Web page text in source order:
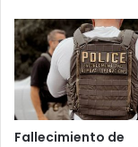
e
n
m
i
o
s
o
s
d
e
a
G
Fallecimiento de